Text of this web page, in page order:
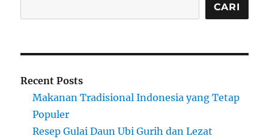
CARI
Recent Posts
Makanan Tradisional Indonesia yang Tetap
Populer
Resep Gulai Daun Ubi Gurih dan Lezat